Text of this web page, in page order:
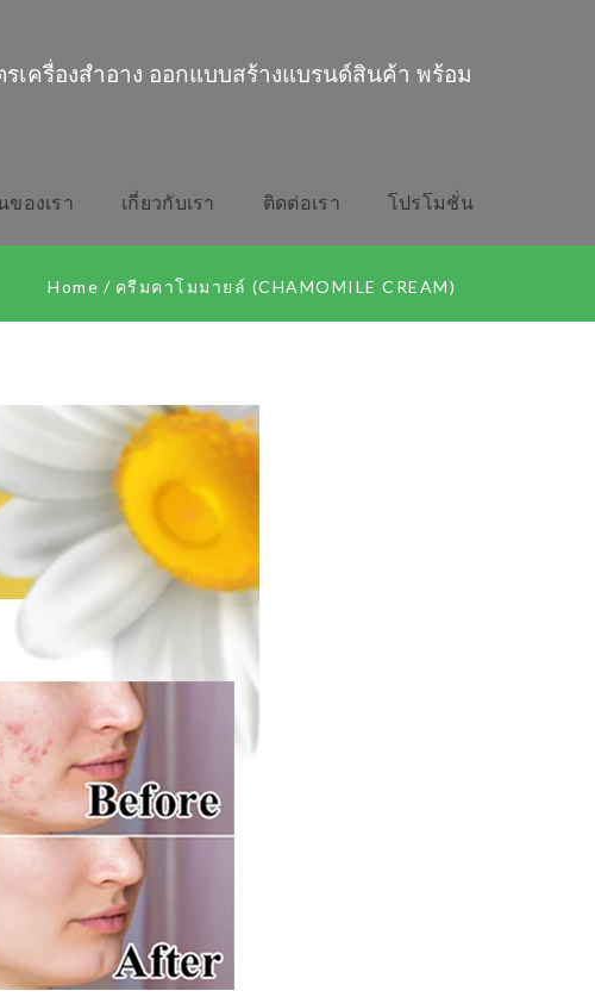
เครื่องสำอาง ออกแบบสร้างแบรนด์สินค้า พร้อม
ของเรา เกี่ยวกับเรา ติดต่อเรา โปรโมชั่น
Home / ครีมคาโมมายล์ (CHAMOMILE CREAM)